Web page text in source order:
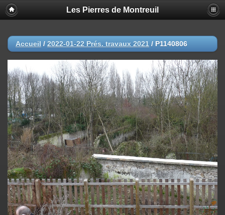
Les Pierres de Montreuil
Accueil / 2022-01-22 Prés. travaux 2021 / P1140806